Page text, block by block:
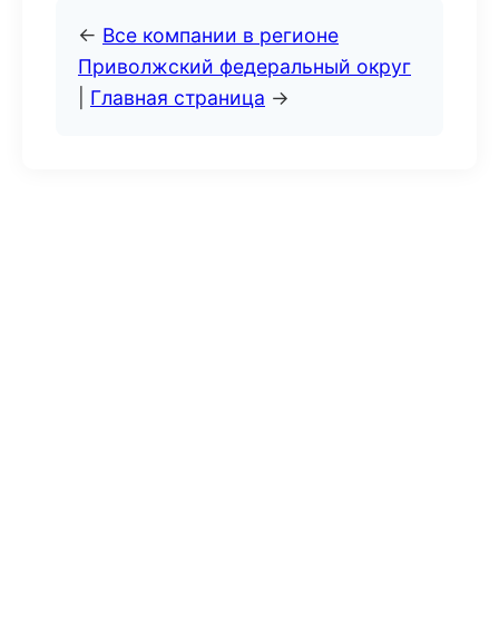
← Все компании в регионе
Приволжский федеральный округ
Главная страница →